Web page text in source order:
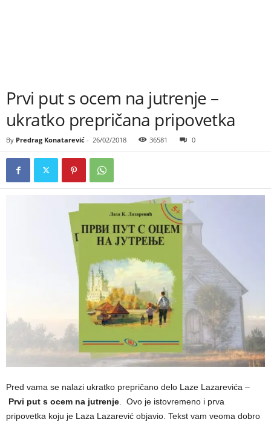
Prvi put s ocem na jutrenje –
ukratko prepričana pripovetka
By Predrag Konatarević - 26/02/2018 36581 0
Pred vama se nalazi ukratko prepričano delo Laze Lazarevića –
Prvi put s ocem na jutrenje. Ovo je istovremeno i prva
pripovetka koju je Laza Lazarević objavio. Tekst vam veoma dobro